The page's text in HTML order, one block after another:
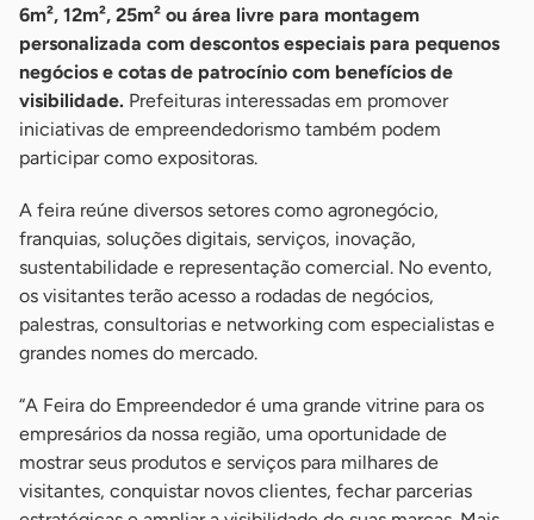
6m², 12m², 25m² ou área livre para montagem
personalizada com descontos especiais para pequenos
negócios e cotas de patrocínio com benefícios de
visibilidade. Prefeituras interessadas em promover
iniciativas de empreendedorismo também podem
participar como expositoras.
A feira reúne diversos setores como agronegócio,
franquias, soluções digitais, serviços, inovação,
sustentabilidade e representação comercial. No evento,
os visitantes terão acesso a rodadas de negócios,
palestras, consultorias e networking com especialistas e
grandes nomes do mercado.
“A Feira do Empreendedor é uma grande vitrine para os
empresários da nossa região, uma oportunidade de
mostrar seus produtos e serviços para milhares de
visitantes, conquistar novos clientes, fechar parcerias